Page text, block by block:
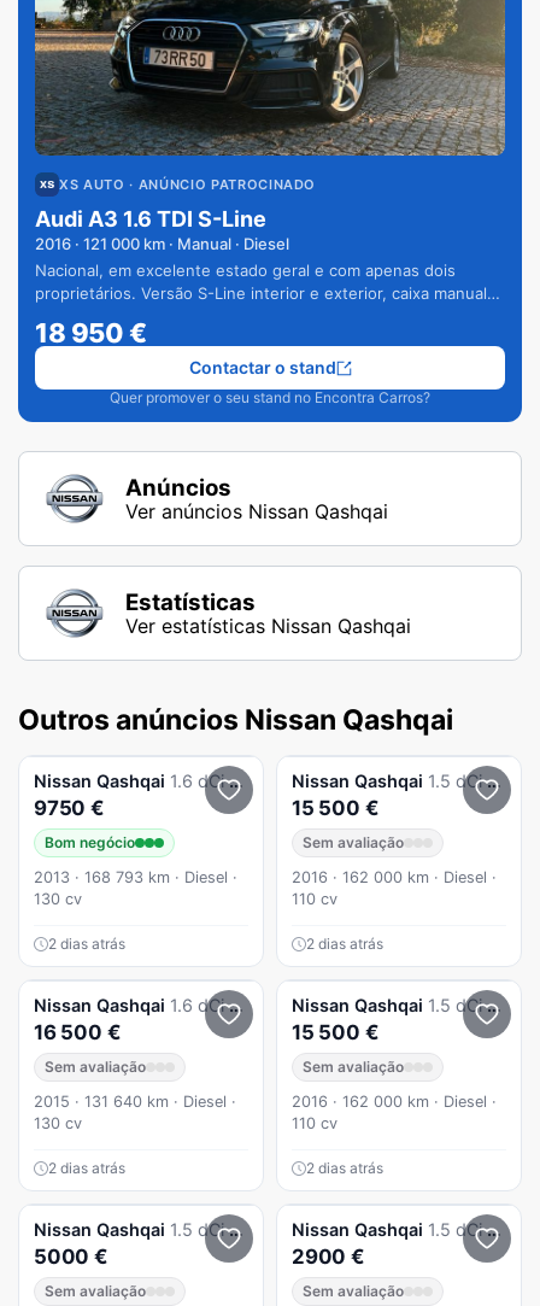
XS AUTO · ANÚNCIO PATROCINADO
Audi A3 1.6 TDI S-Line
2016 · 121 000 km · Manual · Diesel
Nacional, em excelente estado geral e com apenas dois
proprietários. Versão S-Line interior e exterior, caixa manual
18 950€
Quer promover o seu stand no Encontra Carros?
Contactar o stand
Anúncios
Ver anúncios Nissan Qashqai
Estatísticas
Ver estatísticas Nissan Qashqai
Outros anúncios Nissan Qashqai
Nissan Qashqai 1.6 dCi DPF tekna
9750 €
Bom negócio
2013 · 168 793 km · Diesel ·
130 cv
2 dias atrás
Nissan Qashqai 1.5 dCi Tekna Bose
15 500 €
Sem avaliação
2016 · 162 000 km · Diesel ·
110 cv
2 dias atrás
Nissan Qashqai 1.6 dCi Tekna 19 Pele Xtronic
16 500 €
Sem avaliação
2015 · 131 640 km · Diesel ·
130 cv
2 dias atrás
Nissan Qashqai 1.5 dCi Tekna Bose
15 500 €
Sem avaliação
2016 · 162 000 km · Diesel ·
110 cv
2 dias atrás
Nissan Qashqai 1.5 dCi Acenta Connect
5000 €
Sem avaliação
Nissan Qashqai 1.5 dCi Acenta
2900 €
Sem avaliação